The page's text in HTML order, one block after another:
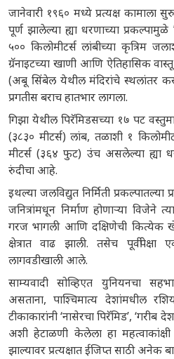
जानेवारी १९६० मध्ये प्रत्यक्ष कामाला
पूर्ण झालेल्या ह्या धरणाच्या प्रकल्पामुळे
५०० किलोमीटर्स लांबीच्या कृत्रिम
ग्रॅनाइटच्या खाणी आणि ऐतिहासिक
(अबू सिंबेल येथील मंदिरांचे स्थलांतर
प्रगतीस बराच हातभार लागला.
गिझा येथील पिरॅमिडसच्या १७ पट
(३८३० मीटर्स) लांब, तळाशी १
मीटर्स (३६४ फुट) उंच असलेल्या ह्या
रुंदीचा आहे.
इथल्या जलविद्युत निर्मिती प्रकल्पातल्या
जनित्रांमधून निर्माण होणाऱ्या विजेने
गरज भागली आणि दक्षिणेची कित्येक
क्षेत्रात वाढ झाली. तसेच
लागवडीखाली आले.
साम्यवादी सोव्हिएत युनियनचा
असताना, पाश्चिमात्य देशांमधील
टीकाकारांनी ‘नासेरचा पिरॅमिड’, ‘गरीब
अशी हेटाळणी केलेला हा महत्वाकांक्षी
झाल्यावर प्रत्यक्षात ईजिप्त साठी अनेक